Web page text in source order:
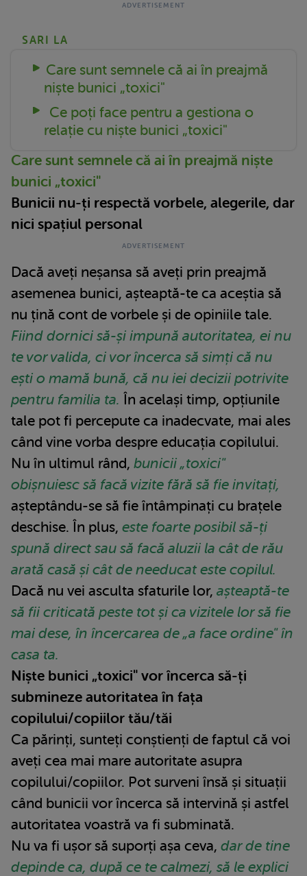
SARI LA
Care sunt semnele că ai în preajmă
niște bunici „toxici"
Ce poți face pentru a gestiona o
relație cu niște bunici „toxici"
Care sunt semnele că ai în preajmă niște
bunici „toxici"
Bunicii nu-ți respectă vorbele, alegerile, dar
nici spațiul personal
Dacă aveți neșansa să aveți prin preajmă
asemenea bunici, așteaptă-te ca aceștia să
nu țină cont de vorbele și de opiniile tale.
Fiind dornici să-și impună autoritatea, ei nu
te vor valida, ci vor încerca să simți că nu
ești o mamă bună, că nu iei decizii potrivite
pentru familia ta. În același timp, opțiunile
tale pot fi percepute ca inadecvate, mai ales
când vine vorba despre educația copilului.
Nu în ultimul rând, bunicii „toxici"
obișnuiesc să facă vizite fără să fie invitați,
așteptându-se să fie întâmpinați cu brațele
deschise. În plus, este foarte posibil să-ți
spună direct sau să facă aluzii la cât de rău
arată casă și cât de needucat este copilul.
Dacă nu vei asculta sfaturile lor, așteaptă-te
să fii criticată peste tot și ca vizitele lor să fie
mai dese, în încercarea de „a face ordine" în
casa ta.
Niște bunici „toxici" vor încerca să-ți
submineze autoritatea în fața
copilului/copiilor tău/tăi
Ca părinți, sunteți conștienți de faptul că voi
aveți cea mai mare autoritate asupra
copilului/copiilor. Pot surveni însă și situații
când bunicii vor încerca să intervină și astfel
autoritatea voastră va fi subminată.
Nu va fi ușor să suporți așa ceva, dar de tine
depinde ca, după ce te calmezi, să le explici